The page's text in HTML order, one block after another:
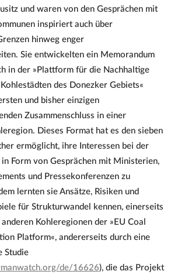
und waren von den Gesprächen mit
inspiriert auch über
hinweg enger
Sie entwickelten ein Memorandum
in der »Plattform für die Nachhaltige
des Donezker Gebiets«
und bisher einzigen
Zusammenschluss in einer
Dieses Format hat es den sieben
ermöglicht, ihre Interessen bei der
Form von Gesprächen mit Ministerien,
und Pressekonferenzen zu
lernten sie Ansätze, Risiken und
für Strukturwandel kennen, einerseits
Kohleregionen der »EU Coal
Platform«, andererseits durch eine
Studie
de/16626), die das Projekt